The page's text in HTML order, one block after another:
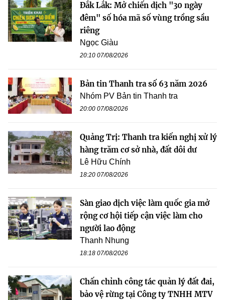
Đắk Lắk: Mở chiến dịch "30 ngày
đêm" số hóa mã số vùng trồng sầu
riêng
Ngọc Giàu
20:10 07/08/2026
Bản tin Thanh tra số 63 năm 2026
Nhóm PV Bản tin Thanh tra
20:00 07/08/2026
Quảng Trị: Thanh tra kiến nghị xử lý
hàng trăm cơ sở nhà, đất dôi dư
Lê Hữu Chính
18:20 07/08/2026
Sàn giao dịch việc làm quốc gia mở
rộng cơ hội tiếp cận việc làm cho
người lao động
Thanh Nhung
18:18 07/08/2026
Chấn chỉnh công tác quản lý đất đai,
bảo vệ rừng tại Công ty TNHH MTV